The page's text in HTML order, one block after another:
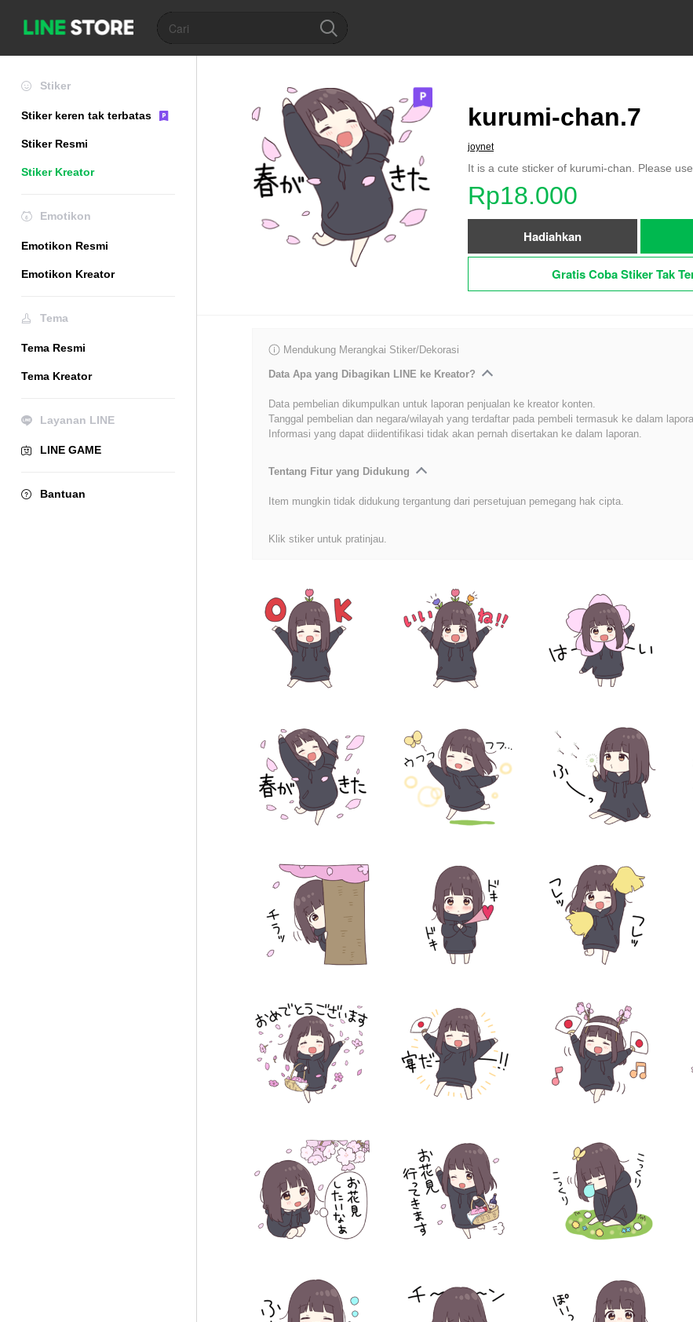
Stiker
Stiker keren tak terbatas
Stiker Resmi
Stiker Kreator
Emotikon
Emotikon Resmi
Emotikon Kreator
Tema
Tema Resmi
Tema Kreator
Layanan LINE
LINE GAME
Bantuan
kurumi-chan.7
joynet
It is a cute sticker of kurumi-chan. Please
Rp18.000
Hadiahkan
Gratis Coba Stiker Tak
Mendukung Merangkai Stiker/Dekorasi
Data Apa yang Dibagikan LINE ke Kreator?
Data pembelian dikumpulkan untuk laporan penjualan ke kreator konten.
Tanggal pembelian dan negara/wilayah yang terdaftar pada pembeli termasuk ke dalam
Informasi yang dapat diidentifikasi tidak akan pernah disertakan ke dalam laporan.
Tentang Fitur yang Didukung
Item mungkin tidak didukung tergantung dari persetujuan pemegang hak cipta.
Klik stiker untuk pratinjau.